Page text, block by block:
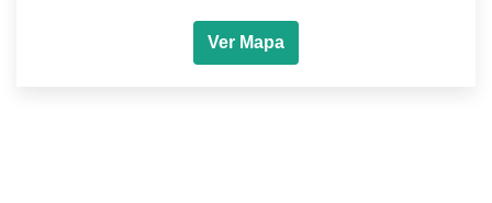
Ver Mapa